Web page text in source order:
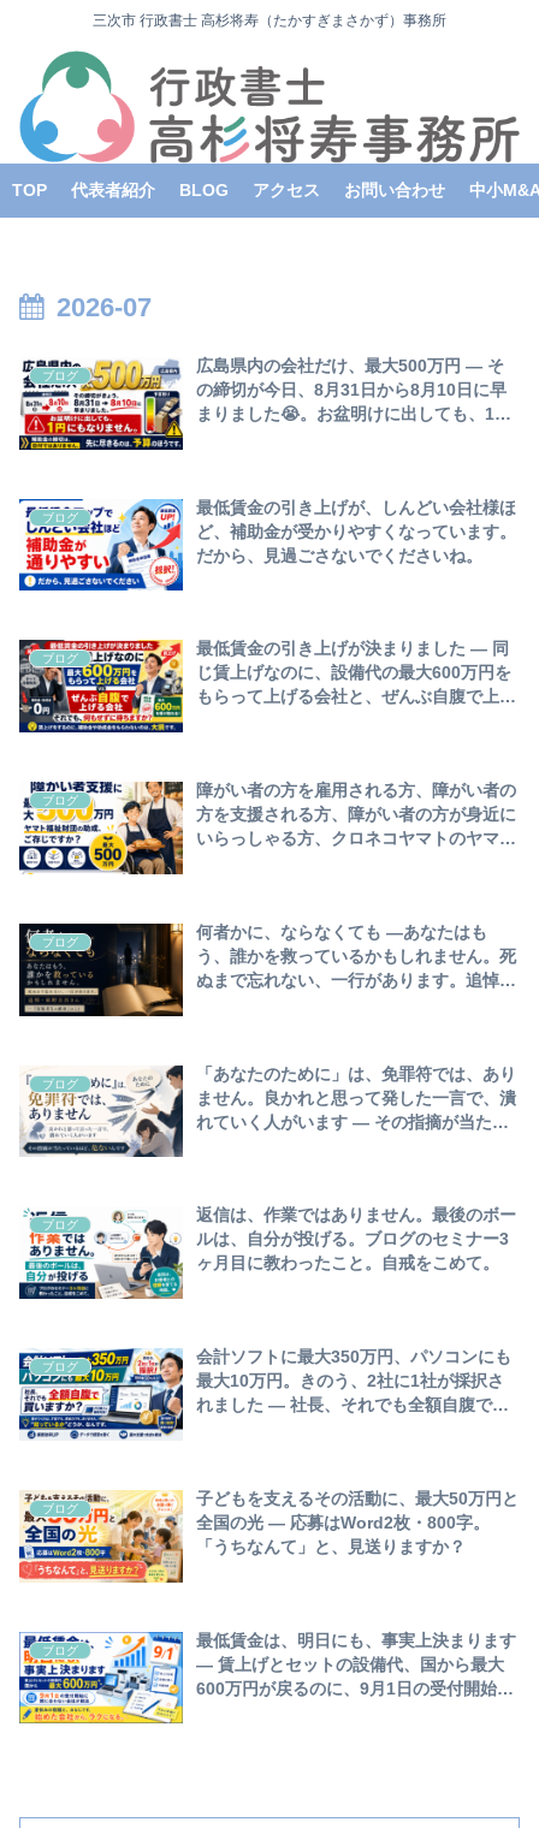
三次市 行政書士 高杉将寿（たかすぎまさかず）事務所
TOP 代表者紹介 BLOG アクセス お問い合わせ 中小
2026-07
ブログ
広島県内の会社だけ、最大500万円 ― そ
の締切が今日、8月31日から8月10日に早
まりました😭。お盆明けに出しても、1円
ブログ
最低賃金の引き上げが、しんどい会社様ほ
ど、補助金が受かりやすくなっています。
だから、見過ごさないでくださいね。
ブログ
最低賃金の引き上げが決まりました ― 同
じ賃上げなのに、設備代の最大600万円を
もらって上げる会社と、ぜんぶ自腹で上げ
ブログ
障がい者の方を雇用される方、障がい者の
方を支援される方、障がい者の方が身近に
いらっしゃる方、クロネコヤマトのヤマト
ブログ
何者かに、ならなくても ―あなたはも
う、誰かを救っているかもしれません。死
ぬまで忘れない、一行があります。追悼・
ブログ
「あなたのために」は、免罪符では、あり
ません。良かれと思って発した一言で、潰
れていく人がいます ― その指摘が当たっ
ブログ
返信は、作業ではありません。最後のボー
ルは、自分が投げる。ブログのセミナー3
ヶ月目に教わったこと。自戒をこめて。
ブログ
会計ソフトに最大350万円、パソコンにも
最大10万円。きのう、2社に1社が採択さ
れました ― 社長、それでも全額自腹で買
ブログ
子どもを支えるその活動に、最大50万円と
全国の光 ― 応募はWord2枚・800字。
「うちなんて」と、見送りますか？
ブログ
最低賃金は、明日にも、事実上決まります
― 賃上げとセットの設備代、国から最大
600万円が戻るのに、9月1日の受付開始に